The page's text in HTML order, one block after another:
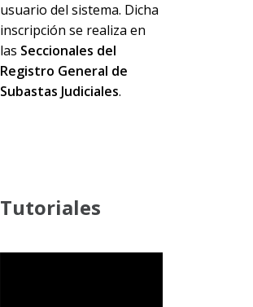
usuario del sistema. Dicha
inscripción se realiza en
las Seccionales del
Registro General de
Subastas Judiciales.
Tutoriales